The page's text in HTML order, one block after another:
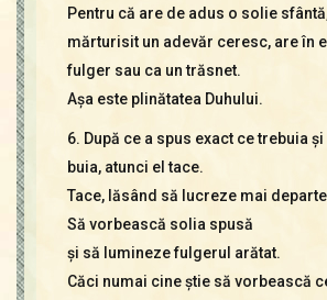
Pentru că are de adus o solie
mărturisit un adevăr ceresc, are în
fulger sau ca un trăsnet.
Aşa este plinătatea Duhului.
6. După ce a spus exact ce trebuia
buia, atunci el tace.
Tace, lăsând să lucreze mai
Să vorbească solia spusă
şi să lumineze fulgerul arătat.
Căci numai cine ştie să vorbească